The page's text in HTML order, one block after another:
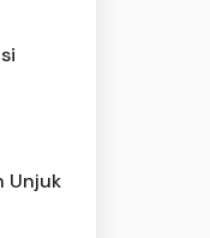
Unjuk